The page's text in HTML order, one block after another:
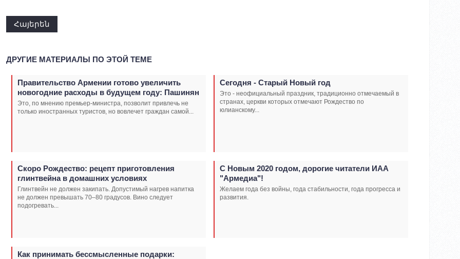
Հայերեն
ДРУГИЕ МАТЕРИАЛЫ ПО ЭТОЙ ТЕМЕ
Правительство Армении готово увеличить
новогодние расходы в будущем году: Пашинян
Это, по мнению премьер-министра, позволит привлечь не
только иностранных туристов, но вовлечет граждан самой...
Сегодня - Старый Новый год
Это - неофициальный праздник, традиционно отмечаемый в
странах, церкви которых отмечают Рождество по
юлианскому...
Скоро Рождество: рецепт приготовления
глинтвейна в домашних условиях
Глинтвейн не должен закипать. Допустимый нагрев напитка
не должен превышать 70–80 градусов. Вино следует
подогревать...
С Новым 2020 годом, дорогие читатели ИАА
"Армедиа"!
Желаем года без войны, года стабильности, года прогресса и
развития.
Как принимать бессмысленные подарки: